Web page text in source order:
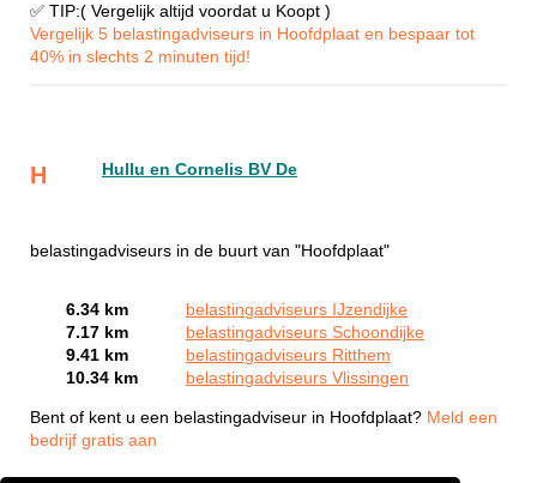
✅ TIP:( Vergelijk altijd voordat u Koopt )
Vergelijk 5 belastingadviseurs in Hoofdplaat en bespaar tot
40% in slechts 2 minuten tijd!
H Hullu en Cornelis BV De
belastingadviseurs in de buurt van "Hoofdplaat"
6.34 km
belastingadviseurs IJzendijke
7.17 km
belastingadviseurs Schoondijke
9.41 km
belastingadviseurs Ritthem
10.34 km
belastingadviseurs Vlissingen
Bent of kent u een belastingadviseur in Hoofdplaat? Meld een
bedrijf gratis aan